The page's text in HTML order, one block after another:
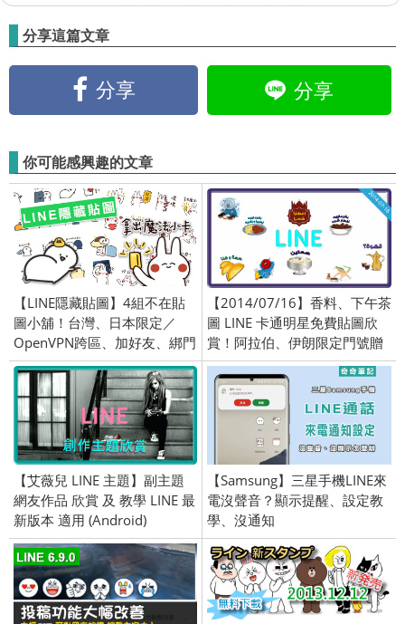
分享這篇文章
分享 分享
你可能感興趣的文章
【LINE隱藏貼圖】4組不在貼
圖小舖！台灣、日本限定／
OpenVPN跨區、加好友、綁門
號／2024/7/10
【2014/07/16】香料、下午茶
圖 LINE 卡通明星免費貼圖欣
賞！阿拉伯、伊朗限定門號贈
送圖
【艾薇兒 LINE 主題】副主題
網友作品 欣賞 及 教學 LINE 最
新版本 適用 (Android)
【Samsung】三星手機LINE來
電沒聲音？顯示提醒、設定教
學、沒通知